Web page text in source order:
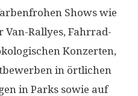
Shows wie
Van-Rallyes, Fahrrad-
Konzerten,
in örtlichen
in Parks sowie auf